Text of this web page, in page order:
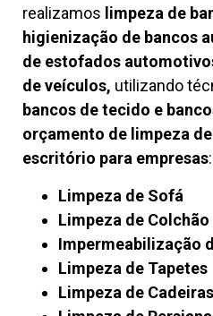
realizamos limpeza de
higienização de bancos
de estofados
de veículos, utilizando
bancos de tecido e
orçamento de limpeza
escritório para empresas:
Limpeza de Sofá
Limpeza de Colchão
Impermeabilização
Limpeza de Tapetes
Limpeza de Cadeiras